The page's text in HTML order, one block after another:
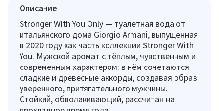
Описание
Stronger With You Only — туалетная вода от
итальянского дома Giorgio Armani, выпущенная
в 2020 году как часть коллекции Stronger With
You. Мужской аромат с тёплым, чувственным и
современным характером: в нём сочетаются
сладкие и древесные аккорды, создавая образ
уверенного, притягательного мужчины.
Стойкий, обволакивающий, рассчитан на